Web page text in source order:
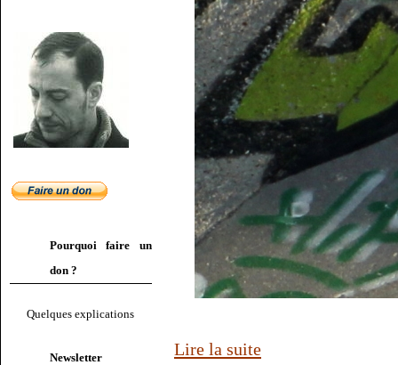
Pourquoi faire un
don ?
Quelques explications
Newsletter Lire la suite